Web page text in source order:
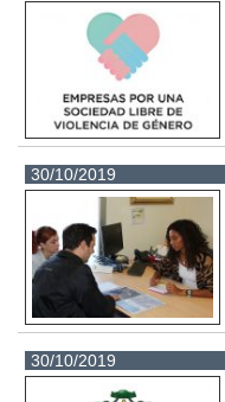
30/10/2019
30/10/2019